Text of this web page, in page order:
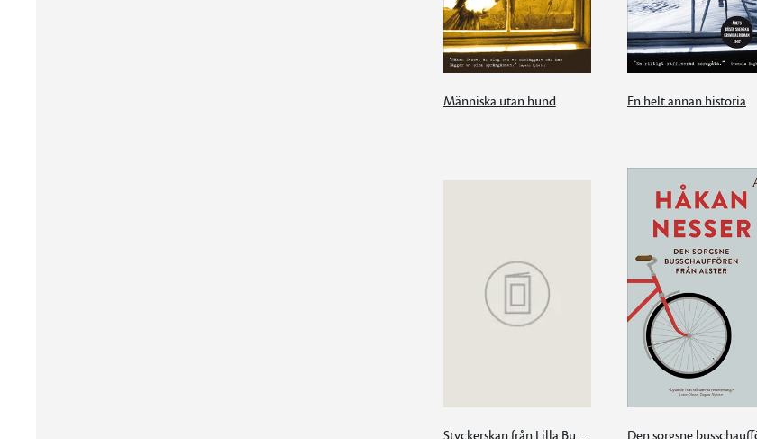
Människa utan hund En helt annan historia